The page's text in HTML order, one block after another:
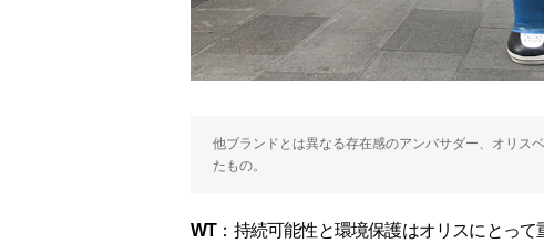
他ブランドとは異なる存在感のアンバサダー、オリス
たもの。
WT：持続可能性と環境保護はオリスにとっ